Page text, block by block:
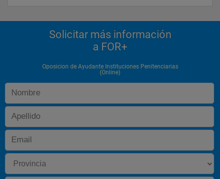
Solicitar más información
a FOR+
Oposicion de Ayudante Instituciones Penitenciarias
(Online)